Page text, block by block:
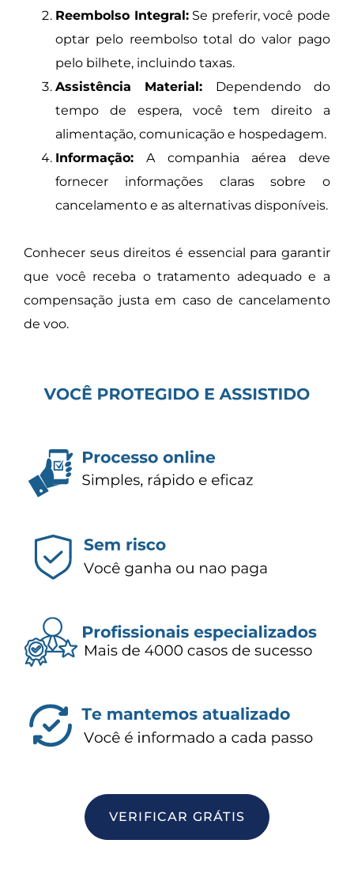
Reembolso Integral:Se preferir, você pode
optar pelo reembolso total do valor pago
pelo bilhete, incluindo taxas.
Assistência Material: Dependendo do
tempo de espera, você tem direito a
alimentação, comunicação e hospedagem.
Informação: A companhia aérea deve
fornecer informações claras sobre o
cancelamento e as alternativas disponíveis.
Conhecer seus direitos é essencial para garantir
que você receba o tratamento adequado e a
compensação justa em caso de cancelamento
de voo.
VERIFICAR GRÁTIS